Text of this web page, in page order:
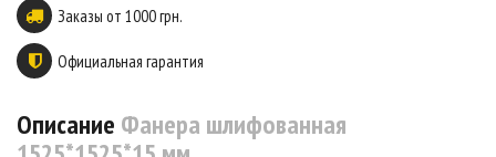
Заказы от 1000 грн.
Официальная гарантия
Описание Фанера шлифованная